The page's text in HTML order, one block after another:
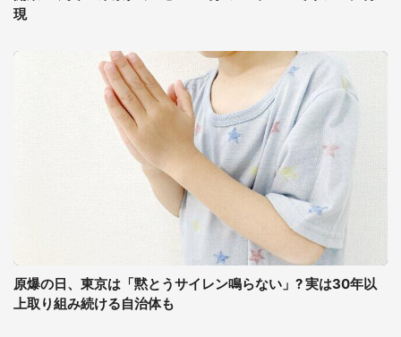
現
原爆の日、東京は「黙とうサイレン鳴らない」? 実は30年以
上取り組み続ける自治体も